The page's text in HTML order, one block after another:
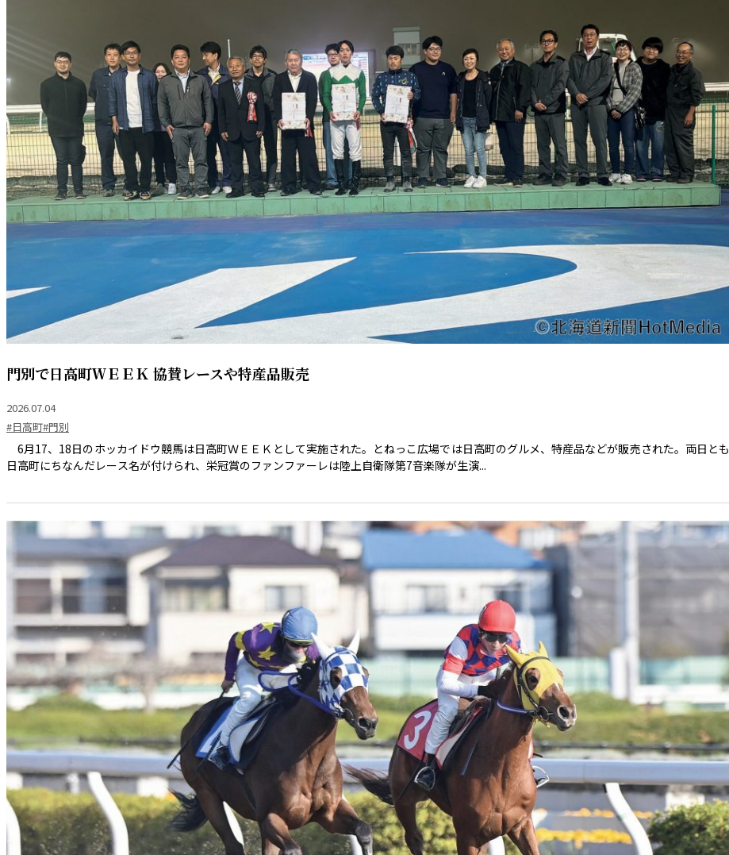
門別で日高町ＷＥＥＫ 協賛レースや特産品販売
2026.07.04
#日高町#門別
6月17、18日のホッカイドウ競馬は日高町ＷＥＥＫとして実施された。とねっこ広場では日高町のグルメ、特産品などが販売された。両日とも
日高町にちなんだレース名が付けられ、栄冠賞のファンファーレは陸上自衛隊第7音楽隊が生演...